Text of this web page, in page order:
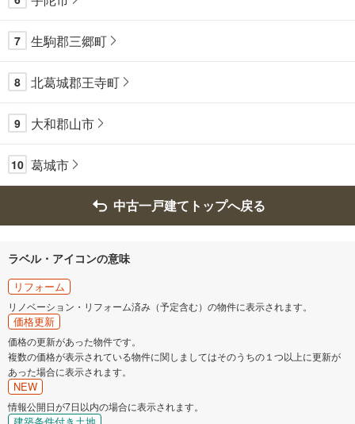
7 生駒郡三郷町
8 北葛城郡王寺町
9 大和郡山市
10 葛城市
中古一戸建てトップへ戻る
ラベル・アイコンの意味
リフォーム
リノベーション・リフォーム済み（予定含む）の物件に表示されます。
価格更新
価格の更新があった物件です。
複数の価格が表示されている物件に関しましてはそのうちの１つ以上に更新が
あった場合に表示されます。
NEW
情報公開日が7日以内の場合に表示されます。